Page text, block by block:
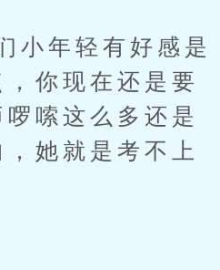
年轻有好感是
你现在还是要
嗦这么多还是
她就是考不上